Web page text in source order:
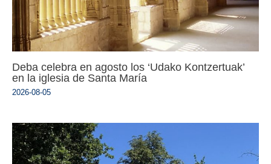
Deba celebra en agosto los ‘Udako Kontzertuak’
en la iglesia de Santa María
2026-08-05